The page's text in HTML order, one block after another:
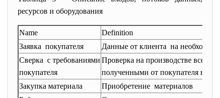
ресурсов и оборудования
Name
Definition
Заявка покупателя
Данные от клиента на
Сверка с требованиями
покупателя
Проверка на производстве всех
полученными от покупателя в
Закупка материала
Приобретение материалов